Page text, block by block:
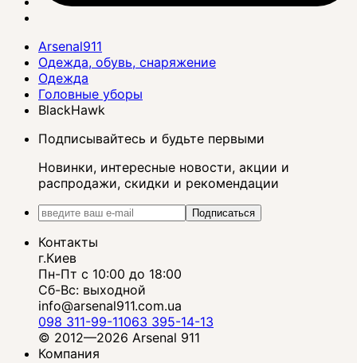
Arsenal911
Одежда, обувь, снаряжение
Одежда
Головные уборы
BlackHawk
Подписывайтесь и будьте первыми
Новинки, интересные новости, акции и
распродажи, скидки и рекомендации
Подписаться
Контакты
г.Киев
Пн-Пт с 10:00 до 18:00
Сб-Вс: выходной
info@arsenal911.com.ua
098 311-99-11063 395-14-13
© 2012—2026 Arsenal 911
Компания